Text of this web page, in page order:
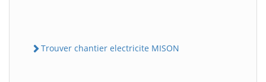
Trouver chantier electricite MISON